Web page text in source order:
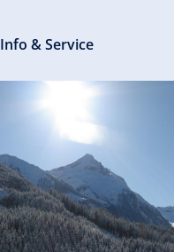
Info & Service